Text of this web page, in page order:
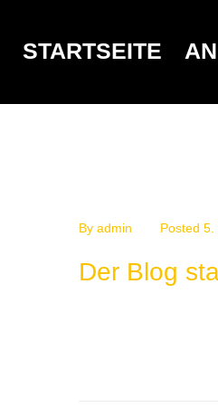
STARTSEITE
By admin Posted 5.
Der Blog